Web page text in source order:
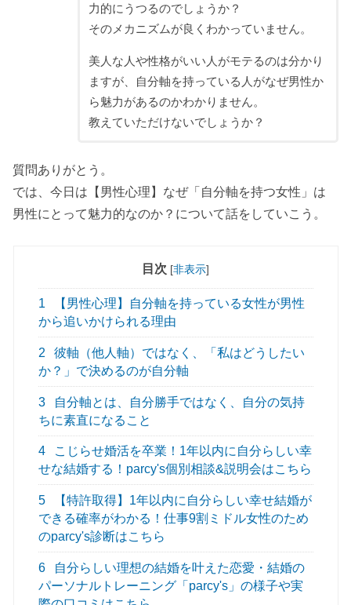
力的にうつるのでしょうか？
そのメカニズムが良くわかっていません。
美人な人や性格がいい人がモテるのは分かり
ますが、自分軸を持っている人がなぜ男性か
ら魅力があるのかわかりません。
教えていただけないでしょうか？
質問ありがとう。
では、今日は【男性心理】なぜ「自分軸を持つ女性」は
男性にとって魅力的なのか？について話をしていこう。
目次 [非表示]
1
【男性心理】自分軸を持っている女性が男性
から追いかけられる理由
2
彼軸（他人軸）ではなく、「私はどうしたい
か？」で決めるのが自分軸
3
自分軸とは、自分勝手ではなく、自分の気持
ちに素直になること
4
こじらせ婚活を卒業！1年以内に自分らしい幸
せな結婚する！parcy's個別相談&説明会はこちら
5
【特許取得】1年以内に自分らしい幸せ結婚が
できる確率がわかる！仕事9割ミドル女性のため
のparcy's診断はこちら
6
自分らしい理想の結婚を叶えた恋愛・結婚の
パーソナルトレーニング「parcy's」の様子や実